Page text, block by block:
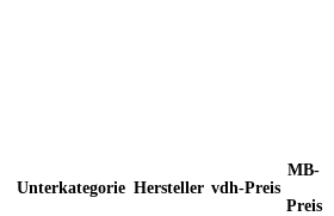
Unterkategorie Hersteller vdh-Preis
MB-
Preis